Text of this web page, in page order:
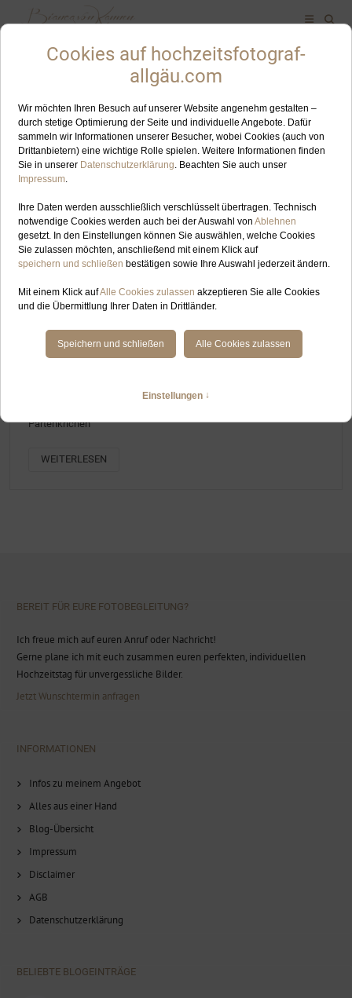
ALLES ZUM SCHLAGWORT: HOCHZEITSFOTOGRAFIN
KREUZECKHÜTTE
SEP
12
Partenkrichen
WEITERLESEN
BEREIT FÜR EURE FOTOBEGLEITUNG?
Ich freue mich auf euren Anruf oder Nachricht!
Gerne plane ich mit euch zusammen euren perfekten, individuellen
Hochzeitstag für unvergessliche Bilder.
Jetzt Wunschtermin anfragen
INFORMATIONEN
Infos zu meinem Angebot
Alles aus einer Hand
Blog-Übersicht
Impressum
Disclaimer
AGB
Datenschutzerklärung
BELIEBTE BLOGEINTRÄGE